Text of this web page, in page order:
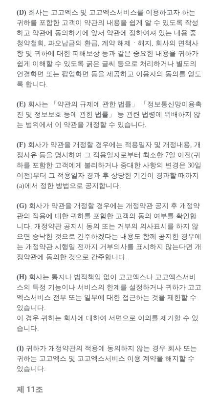
(D) 회사는 고고엑스 및 고고엑스서비스를 이용하고자 하는
귀하를 포함한 고객이 약관의 내용을 쉽게 알 수 있도록 작성
하고 약관에 동의하기에 앞서 약관에 정하여져 있는 내용 중
청약철회, 과오납금의 환급, 계약 해제ㆍ해지, 회사의 면책사
항 및 귀하에 대한 피해보상 등과 같은 중요한 내용을 귀하가
쉽게 이해할 수 있도록 굵은 글씨 등으로 처리하거나 별도의
연결화면 또는 팝업화면 등을 제공하고 이용자의 동의를 얻도
록 합니다.
(E) 회사는 「약관의 규제에 관한 법률」 「정보통신망이용촉
진 및 정보보호 등에 관한 법률」 등 관련 법령에 위배하지 않
는 범위에서 이 약관을 개정할 수 있습니다.
(F) 회사가 약관을 개정할 경우에는 적용일자 및 개정내용, 개
정사유 등을 명시하여 그 적용일자로부터 최소한 7일 이전(귀
하를 포함한 고객에게 불리하거나 중대한 사항의 변경은 30일
이전)부터 그 적용일자 경과 후 상당한 기간이 경과할 때까지
(a)에서 정한 방법으로 공지합니다.
(G) 회사가 약관을 개정할 경우에는 개정약관 공지 후 개정약
관의 적용에 대한 귀하를 포함한 고객의 동의 여부를 확인합
니다. 개정약관 공지시 동의 또는 거부의 의사표시를 하지 않
으면 승낙한 것으로 간주하겠다는 내용도 함께 공지한 경우에
는 개정약관 시행일 전까지 거부의사를 표시하지 않는다면 개
정약관에 동의한 것으로 간주합니다.
(H) 회사는 통지나 법적책임 없이 고고엑스나 고고엑스서비
스의 특정 기능이나 서비스의 한계를 설정하거나 귀하가 고고
엑스서비스 전부 또는 일부에 대한 접근하는 것을 제한할 수
있습니다.
이 경우 귀하는 회사에 대하여 서면으로 이의를 제기할 수 있
습니다.
(I) 귀하가 개정약관의 적용에 동의하지 않는 경우 회사 또는
귀하는 고고엑스 및 고고엑스서비스 이용 계약을 해지할 수
있습니다.
제 11조